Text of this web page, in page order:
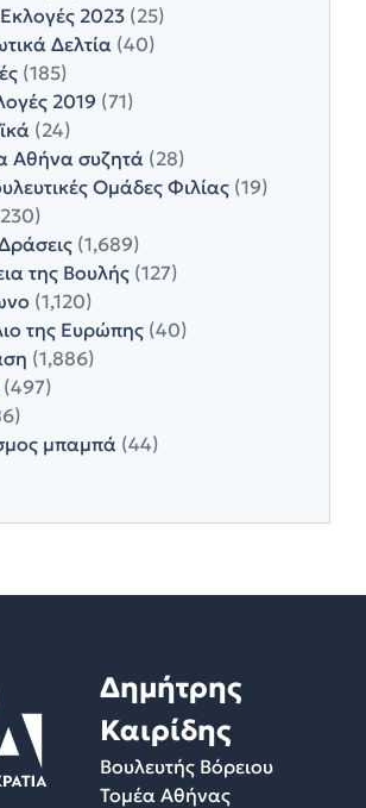
2023 (25)
Δελτία (40)
(185)
2019 (71)
(24)
Αθήνα συζητά (28)
Ομάδες Φιλίας (19)
(1,689)
της Βουλής (127)
(1,120)
της Ευρώπης (40)
(1,886)
(497)
μπαμπά (44)
Δημήτρης
Καιρίδης
Βουλευτής Βόρειου
Τομέα Αθήνας